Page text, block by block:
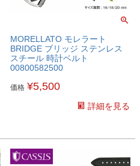
MORELLATO モレラート
BRIDGE ブリッジ ステンレス
スチール 時計ベルト
00800582500
価格 ¥5,500
詳細を見る